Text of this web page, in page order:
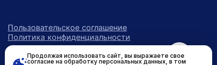
Пользовательское соглашение
Политика конфиденциальности
ссылка на главную
возрастное ограничение 16+
Продолжая использовать сайт, вы выражаете свое
согласие на обработку персональных данных, в том